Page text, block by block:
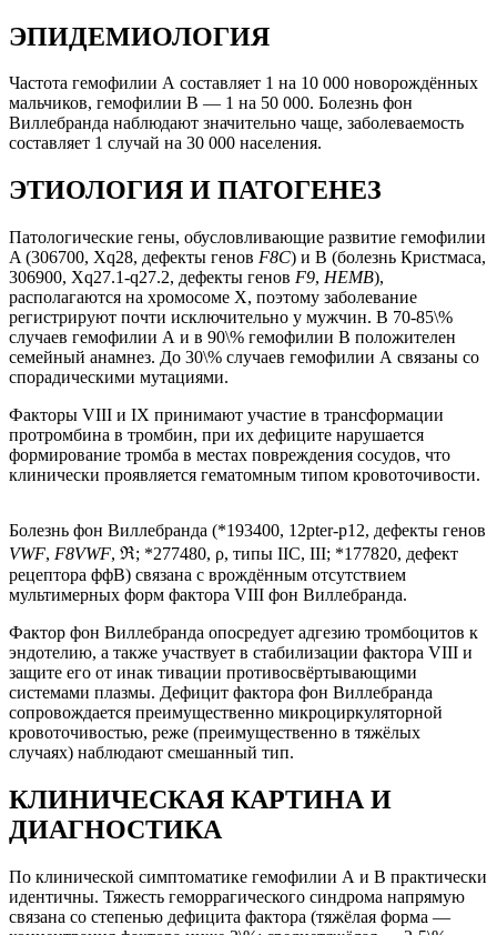
ЭПИДЕМИОЛОГИЯ
Частота гемофилии А составляет 1 на 10 000 новорождённых
мальчиков, гемофилии В — 1 на 50 000. Болезнь фон
Виллебранда наблюдают значительно чаще, заболеваемость
составляет 1 случай на 30 000 населения.
ЭТИОЛОГИЯ И ПАТОГЕНЕЗ
Патологические гены, обусловливающие развитие гемофилии
A (306700, Xq28, дефекты генов F8C) и B (болезнь Кристмаса,
306900, Xq27.1-q27.2, дефекты генов F9, HEMB),
располагаются на хромосоме Х, поэтому заболевание
регистрируют почти исключительно у мужчин. В 70-85\%
случаев гемофилии А и в 90\% гемофилии В положителен
семейный анамнез. До 30\% случаев гемофилии А связаны со
спорадическими мутациями.
Факторы VIII и IX принимают участие в трансформации
протромбина в тромбин, при их дефиците нарушается
формирование тромба в местах повреждения сосудов, что
клинически проявляется гематомным типом кровоточивости.
Болезнь фон Виллебранда (*193400, 12pter-p12, дефекты генов
VWF, F8VWF, ℜ; *277480, ρ, типы IIC, III; *177820, дефект
рецептора ффВ) связана с врождённым отсутствием
мультимерных форм фактора VIII фон Виллебранда.
Фактор фон Виллебранда опосредует адгезию тромбоцитов к
эндотелию, а также участвует в стабилизации фактора VIII и
защите его от инак тивации противосвёртывающими
системами плазмы. Дефицит фактора фон Виллебранда
сопровождается преимущественно микроциркуляторной
кровоточивостью, реже (преимущественно в тяжёлых
случаях) наблюдают смешанный тип.
КЛИНИЧЕСКАЯ КАРТИНА И
ДИАГНОСТИКА
По клинической симптоматике гемофилии А и В практически
идентичны. Тяжесть геморрагического синдрома напрямую
связана со степенью дефицита фактора (тяжёлая форма —